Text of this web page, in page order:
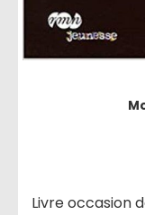
Livre occasion